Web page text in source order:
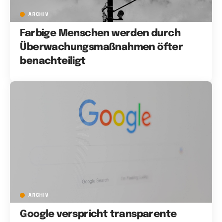
ARCHIV
Farbige Menschen werden durch
Überwachungsmaßnahmen öfter
benachteiligt
ARCHIV
Google verspricht transparente